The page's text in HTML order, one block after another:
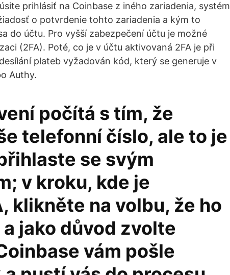
prihlásiť na Coinbase z iného zariadenia, systém
o potvrdenie tohto zariadenia a kým to
do účtu. Pro vyšší zabezpečení účtu je možné
(2FA). Poté, co je v účtu aktivovaná 2FA je při
plateb vyžadován kód, který se generuje v
Authy.
počítá s tím, že
telefonní číslo, ale to je
se svým
v kroku, kde je
klikněte na volbu, že ho
jako důvod zvolte
vám pošle